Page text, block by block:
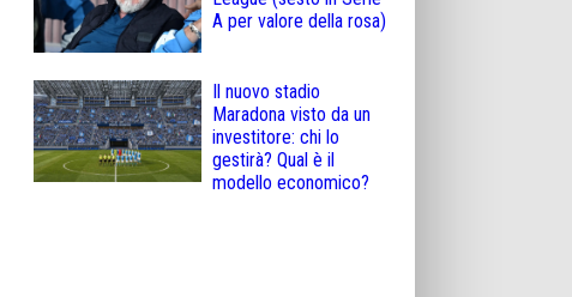
A per valore della rosa)
Il nuovo stadio
Maradona visto da un
investitore: chi lo
gestirà? Qual è il
modello economico?